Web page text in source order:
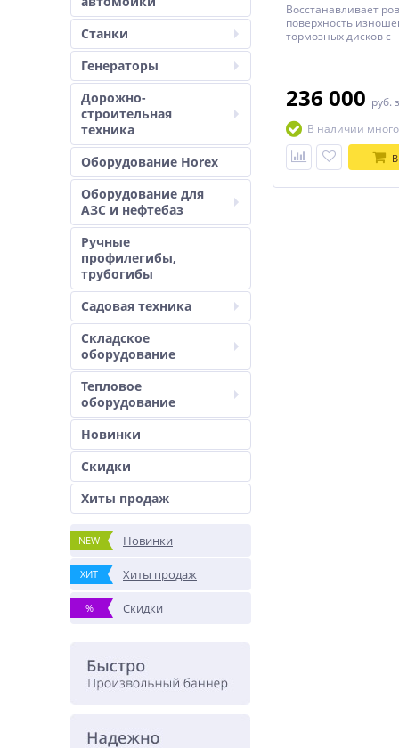
Станки
Генераторы
Дорожно-
строительная
техника
Оборудование Horex
Оборудование для
АЗС и нефтебаз
Ручные
профилегибы,
трубогибы
Садовая техника
Складское
оборудование
Тепловое
оборудование
Новинки
Скидки
Хиты продаж
NEW Новинки
ХИТ Хиты продаж
% Скидки
Восстанавливает
поверхность
тормозных дисков с
позволяет убрать
вибрацию и биение.
Максимальная
тормозного диска
236 000 руб.
В наличии много